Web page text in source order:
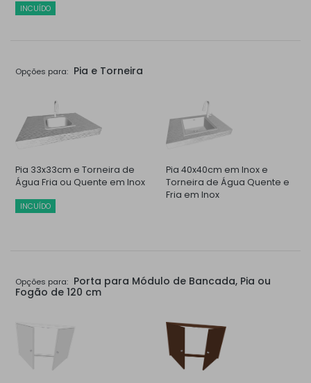
INCUÍDO
Opções para: Pia e Torneira
Pia 33x33cm e Torneira de
Água Fria ou Quente em Inox
INCUÍDO
Pia 40x40cm em Inox e
Torneira de Água Quente e
Fria em Inox
Opções para: Porta para Módulo de Bancada, Pia ou
Fogão de 120 cm